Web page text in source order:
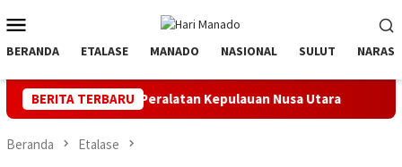
ke
kontenMobile
BERANDA ETALASE MANADO NASIONAL SULUT NARASI
BERITA TERBARU
Peralatan Kepulauan Nusa Utara PLN Manado
Beranda Etalase